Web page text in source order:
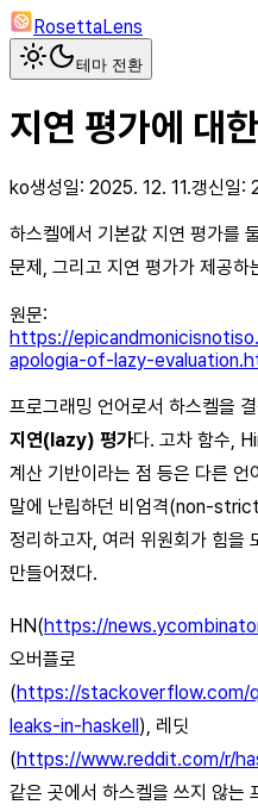
RosettaLens
테마 전환
지연 평가에 대
ko생성일: 2025. 12. 11.갱신일:
하스켈에서 기본값 지연 평가를
문제, 그리고 지연 평가가 제공하
원문:
https://
apologia-of-lazy-
프로그래밍 언어로서 하스켈을
지연(lazy) 평가다. 고차 함수,
계산 기반이라는 점 등은 다른
말에 난립하던 비엄격(non-
정리하고자, 여러 위원회가 힘을
만들어졌다.
HN(https://
오버플로
(https://stackoverflow.com/
leaks-in-haskell), 레딧
(https://www.reddit.com/r/
같은 곳에서 하스켈을 쓰지 않는